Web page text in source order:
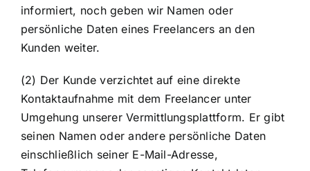
informiert, noch geben wir Namen oder
persönliche Daten eines Freelancers an den
Kunden weiter.
(2) Der Kunde verzichtet auf eine direkte
Kontaktaufnahme mit dem Freelancer unter
Umgehung unserer Vermittlungsplattform. Er gibt
seinen Namen oder andere persönliche Daten
einschließlich seiner E-Mail-Adresse,